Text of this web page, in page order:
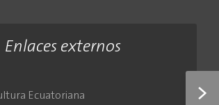
>
Enlaces externos
Ecuatoriana